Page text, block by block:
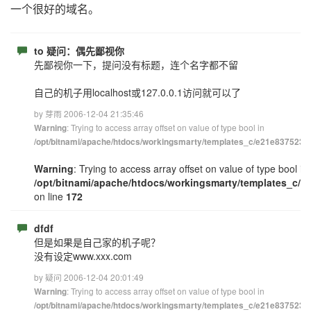
一个很好的域名。
to 疑问：偶先鄙视你
先鄙视你一下，提问没有标题，连个名字都不留
自己的机子用localhost或127.0.0.1访问就可以了
by 芽雨 2006-12-04 21:35:46
Warning: Trying to access array offset on value of type bool in
/opt/bitnami/apache/htdocs/workingsmarty/templates_c/
Warning: Trying to access array offset on value of type bool in
/opt/bitnami/apache/htdocs/workingsmarty/templates_c/
on line 172
dfdf
但是如果是自己家的机子呢？
没有设定www.xxx.com
by 疑问 2006-12-04 20:01:49
Warning: Trying to access array offset on value of type bool in
/opt/bitnami/apache/htdocs/workingsmarty/templates_c/